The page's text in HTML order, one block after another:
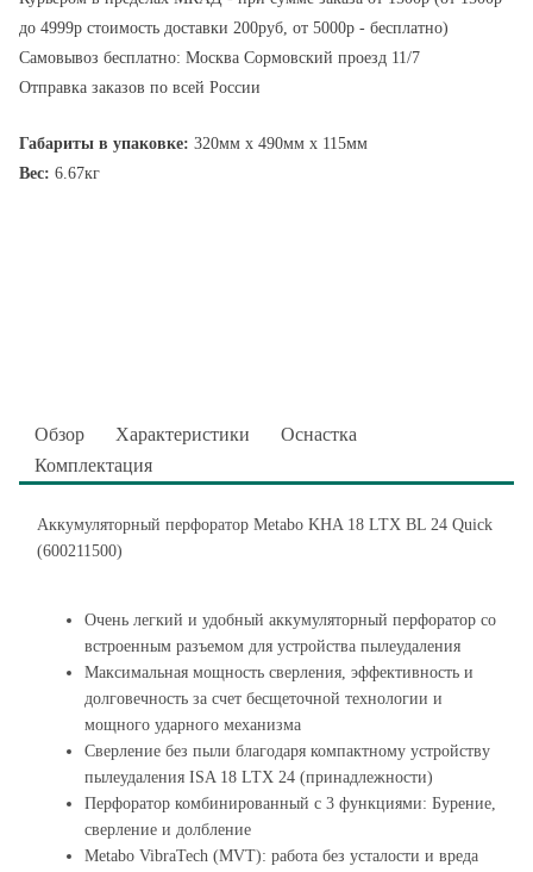
до 4999р стоимость доставки 200руб, от 5000р - бесплатно)
Самовывоз бесплатно: Москва Сормовский проезд 11/7
Отправка заказов по всей России
Габариты в упаковке: 320мм x 490мм x 115мм
Вес: 6.67кг
Обзор Характеристики
Оснастка
Комплектация
Аккумуляторный перфоратор Metabo KHA 18 LTX BL 24 Quick
(600211500)
Очень легкий и удобный аккумуляторный перфоратор со
встроенным разъемом для устройства пылеудаления
Максимальная мощность сверления, эффективность и
долговечность за счет бесщеточной технологии и
мощного ударного механизма
Сверление без пыли благодаря компактному устройству
пылеудаления ISA 18 LTX 24 (принадлежности)
Перфоратор комбинированный с 3 функциями: Бурение,
сверление и долбление
Metabo VibraTech (MVT): работа без усталости и вреда